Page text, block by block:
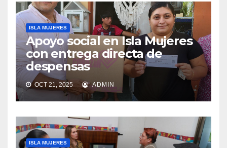
ISLA MUJERES
Apoyo social en Isla Mujeres
con entrega directa de
despensas
OCT 21, 2025 ADMIN
ISLA MUJERES